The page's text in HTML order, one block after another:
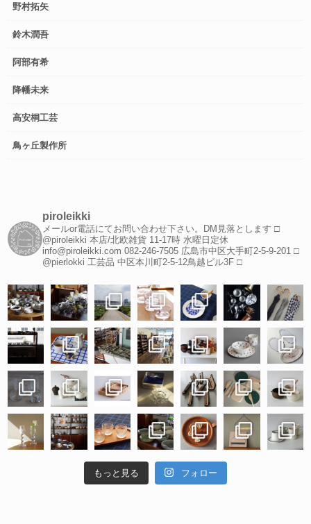
野村拓矢
鈴木潤吾
阿部有希
降幡未来
高安桐工芸
鳥ヶ丘製作所
piroleikki
メールor電話にてお問い合わせ下さい。DM見落とします □
@piroleikki 本店/北欧雑貨 11-17時 水曜日定休
info@piroleikki.com 082-246-7505 広島市中区大手町2-5-9-201 □
@pierlokki 工芸品 中区本川町2-5-12鳥越ビル3F □
もっと見る フォロー